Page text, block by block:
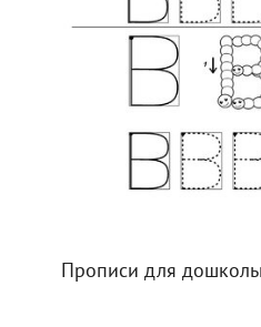
Прописи для